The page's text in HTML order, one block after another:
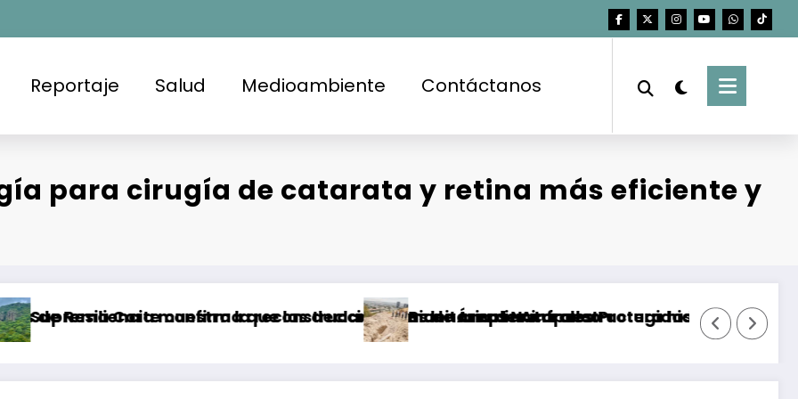
Reportaje Salud Medioambiente Contáctanos
para cirugía de catarata y retina más eficiente y
muestra la reconstrucción comunitaria de Acapulco
confirma que las declaratorias de Áreas Naturales Protegidas condiciona su
Piden ampliar infraestructura hidráulica para garantizar
Supera